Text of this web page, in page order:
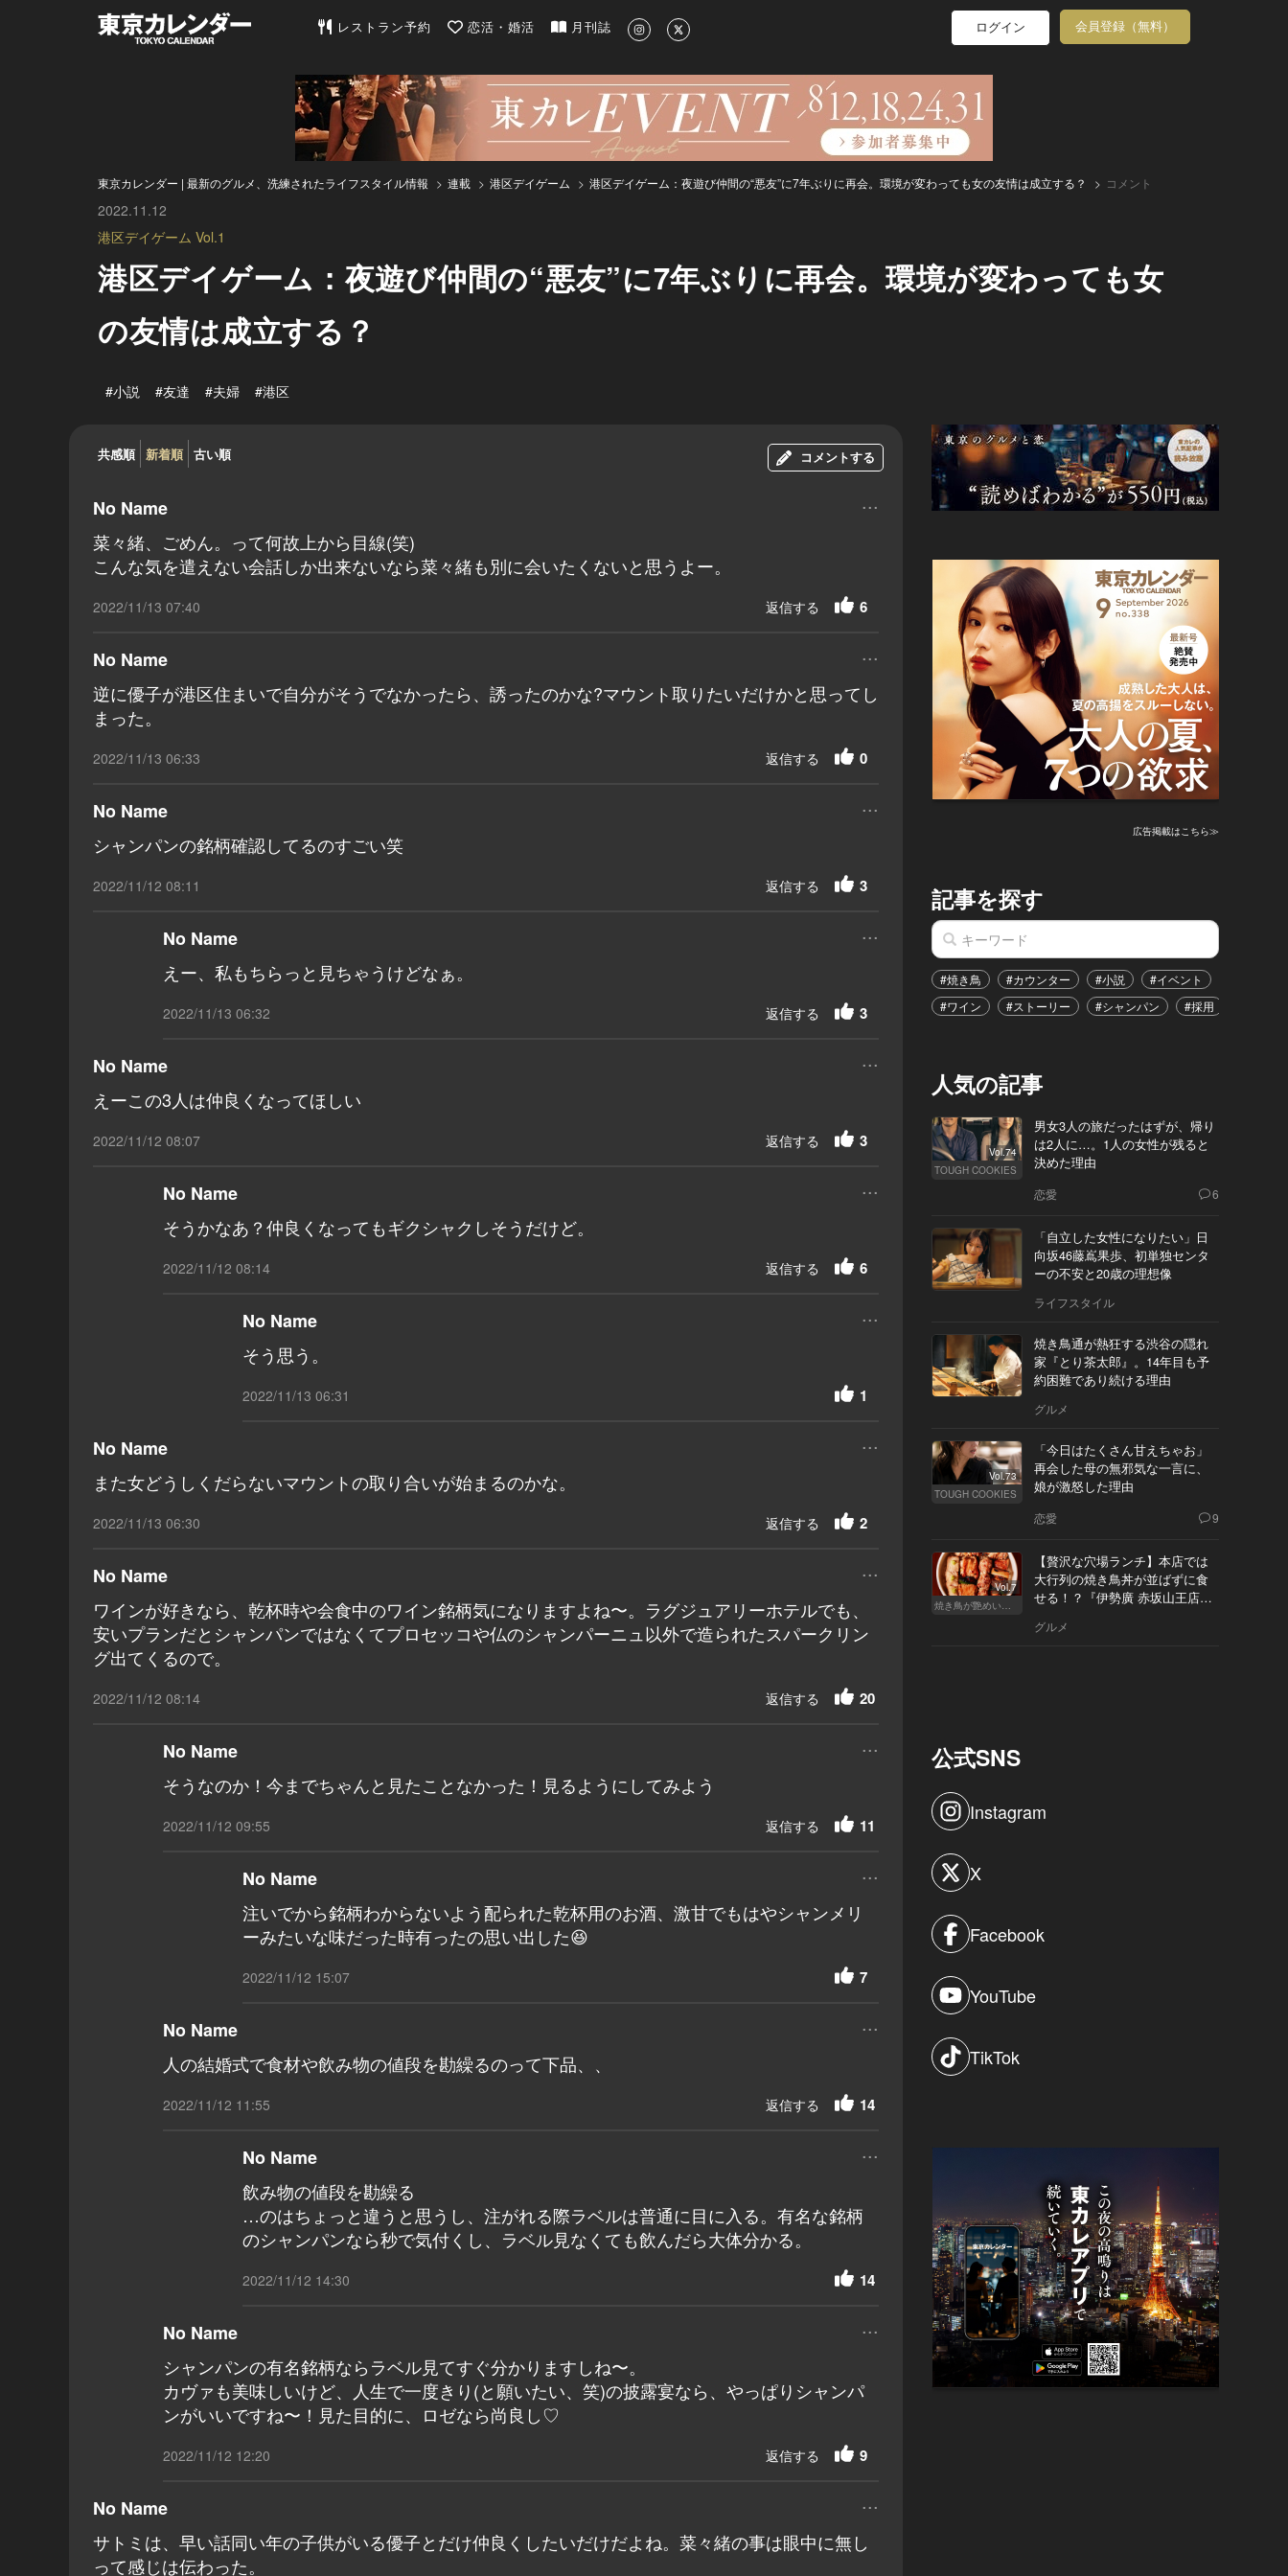
東京カレンダー | 最新のグルメ、洗練されたライフスタイル情報
レストラン予約 恋活・婚活 月刊誌 ログイン 会員登録（無料）
東京カレンダー | 最新のグルメ、洗練されたライフスタイル情報 連載 港区デイゲーム 港区デイゲーム：夜遊び仲間の“悪友”に7年ぶりに再会。環境が変わっても女の友情は成立する？ コメント
2022.11.12
港区デイゲーム Vol.1
港区デイゲーム：夜遊び仲間の“悪友”に7年ぶりに再会。環境が変わっても女
の友情は成立する？
#小説 #友達 #夫婦 #港区
共感順 新着順 古い順 コメントする
No Name ...
菜々緒、ごめん。って何故上から目線(笑)
こんな気を遣えない会話しか出来ないなら菜々緒も別に会いたくないと思うよー。
2022/11/13 07:40 6
返信する
No Name ...
逆に優子が港区住まいで自分がそうでなかったら、誘ったのかな?マウント取りたいだけかと思ってし
まった。
2022/11/13 06:33 0
返信する
No Name ...
シャンパンの銘柄確認してるのすごい笑
2022/11/12 08:11 3
返信する
No Name ...
えー、私もちらっと見ちゃうけどなぁ。
2022/11/13 06:32 3
返信する
No Name ...
えーこの3人は仲良くなってほしい
2022/11/12 08:07 3
返信する
No Name ...
そうかなあ？仲良くなってもギクシャクしそうだけど。
2022/11/12 08:14 6
返信する
No Name ...
そう思う。
2022/11/13 06:31 1
No Name ...
また女どうしくだらないマウントの取り合いが始まるのかな。
2022/11/13 06:30 2
返信する
No Name ...
ワインが好きなら、乾杯時や会食中のワイン銘柄気になりますよね〜。ラグジュアリーホテルでも、
安いプランだとシャンパンではなくてプロセッコや仏のシャンパーニュ以外で造られたスパークリン
グ出てくるので。
2022/11/12 08:14 20
返信する
No Name ...
そうなのか！今までちゃんと見たことなかった！見るようにしてみよう
2022/11/12 09:55 11
返信する
No Name ...
注いでから銘柄わからないよう配られた乾杯用のお酒、激甘でもはやシャンメリ
ーみたいな味だった時有ったの思い出した😆
2022/11/12 15:07 7
No Name ...
人の結婚式で食材や飲み物の値段を勘繰るのって下品、、
2022/11/12 11:55 14
返信する
No Name ...
飲み物の値段を勘繰る
…のはちょっと違うと思うし、注がれる際ラベルは普通に目に入る。有名な銘柄
のシャンパンなら秒で気付くし、ラベル見なくても飲んだら大体分かる。
2022/11/12 14:30 14
No Name ...
シャンパンの有名銘柄ならラベル見てすぐ分かりますしね〜。
カヴァも美味しいけど、人生で一度きり(と願いたい、笑)の披露宴なら、やっぱりシャンパ
ンがいいですね〜！見た目的に、ロゼなら尚良し♡
2022/11/12 12:20 9
返信する
No Name ...
サトミは、早い話同い年の子供がいる優子とだけ仲良くしたいだけだよね。菜々緒の事は眼中に無し
って感じは伝わった。
広告掲載はこちら≫
記事を探す
#焼き鳥 #カウンター #小説 #イベント
#ワイン
#ストーリー #シャンパン #採用
人気の記事
Vol.74
TOUGH COOKIES
男女3人の旅だったはずが、帰り
は2人に…。1人の女性が残ると
決めた理由
恋愛 6
「自立した女性になりたい」日
向坂46藤嶌果歩、初単独センタ
ーの不安と20歳の理想像
ライフスタイル
焼き鳥通が熱狂する渋谷の隠れ
家『とり茶太郎』。14年目も予
約困難であり続ける理由
グルメ
Vol.73
TOUGH COOKIES
「今日はたくさん甘えちゃお」
再会した母の無邪気な一言に、
娘が激怒した理由
恋愛 9
Vol.7
焼き鳥が艶めいてきた
【贅沢な穴場ランチ】本店では
大行列の焼き鳥丼が並ばずに食
せる！？『伊勢廣 赤坂山王店』
グルメ
公式SNS
Instagram
X
Facebook
YouTube
TikTok